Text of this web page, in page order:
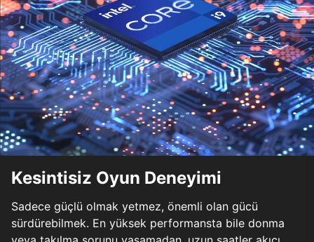
Kesintisiz Oyun Deneyimi
Sadece güçlü olmak yetmez, önemli olan gücü
sürdürebilmek. En yüksek performansta bile donma